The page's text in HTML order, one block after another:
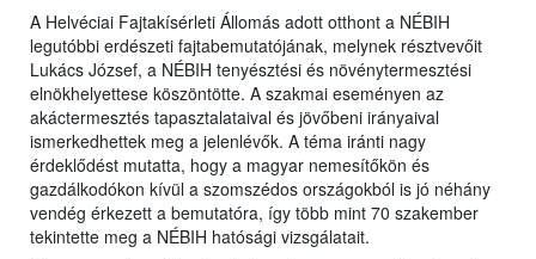
A Helvéciai Fajtakísérleti Állomás adott otthont a NÉBIH
legutóbbi erdészeti fajtabemutatójának, melynek résztvevőit
Lukács József, a NÉBIH tenyésztési és növénytermesztési
elnökhelyettese köszöntötte. A szakmai eseményen az
akáctermesztés tapasztalataival és jövőbeni irányaival
ismerkedhettek meg a jelenlévők. A téma iránti nagy
érdeklődést mutatta, hogy a magyar nemesítőkön és
gazdálkodókon kívül a szomszédos országokból is jó néhány
vendég érkezett a bemutatóra, így több mint 70 szakember
tekintette meg a NÉBIH hatósági vizsgálatait.